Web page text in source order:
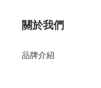
關於我們
品牌介紹